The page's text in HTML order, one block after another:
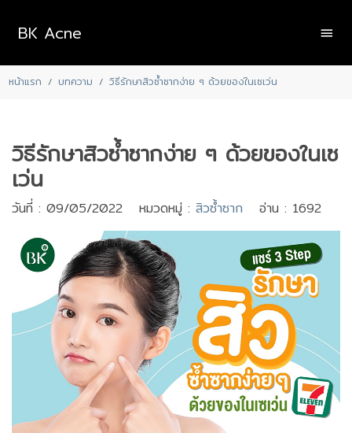
BK Acne
หน้าแรก บทความ วิธีรักษาสิวซ้ำซากง่าย ๆ ด้วยของในเซเว่น
วิธีรักษาสิวซ้ำซากง่าย ๆ ด้วยของในเซ
เว่น
วันที่ : 09/05/2022 หมวดหมู่ : สิวซ้ำซาก อ่าน : 1692